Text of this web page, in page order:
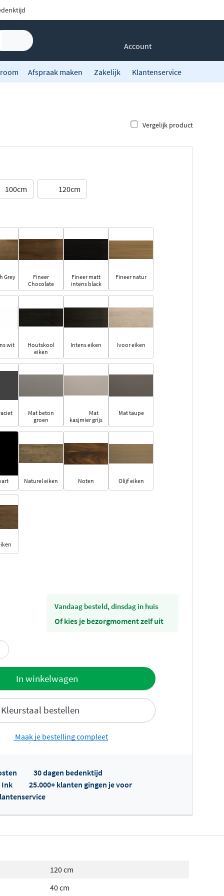
Account
Afspraak maken Zakelijk Klantenservice
Vergelijk product
100cm 120cm
Grey
Fineer
Chocolate
Fineer matt
intens black
Fineer natur
wit
Houtskool
eiken
Intens eiken Ivoor eiken
Mat beton
groen
Mat
kasjmier grijs
Mat taupe
Naturel eiken Noten Olijf eiken
vandaag besteld, dinsdag in huis
Of kies je bezorgmoment zelf uit
In winkelwagen
Kleurstaal bestellen
ophalen...
Maak je bestelling compleet
30 dagen bedenktijd
Ink
25.000+ klanten gingen je voor
120 cm
40 cm